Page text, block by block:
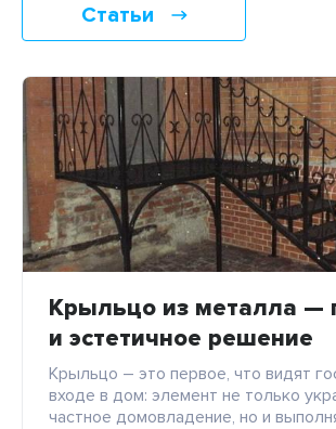
Статьи
Крыльцо из металла —
и эстетичное решение
Крыльцо – это первое, что видят
входе в дом: элемент не только
частное домовладение, но и